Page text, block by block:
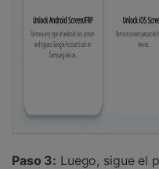
Paso 3: Luego, sigue el